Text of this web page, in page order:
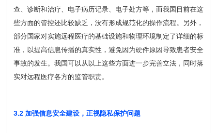
查、诊断和治疗、电子病历记录、电子处方等，而我国目前在这
些方面的管控还比较缺乏，没有形成规范化的操作流程。另外，
部分国家对实施远程医疗的基础设施和物理环境制定了详细的标
准，以提高信息传播的真实性，避免因为硬件原因导致患者安全
事故的发生。我国可以从以上这些方面进一步完善立法，同时落
实对远程医疗各方的监管职责。
3.2 加强信息安全建设，正视隐私保护问题